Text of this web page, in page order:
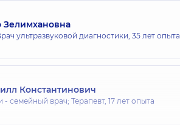
ультразвуковой диагностики, 35 лет опыта
Константинович
семейный врач; Терапевт, 17 лет опыта